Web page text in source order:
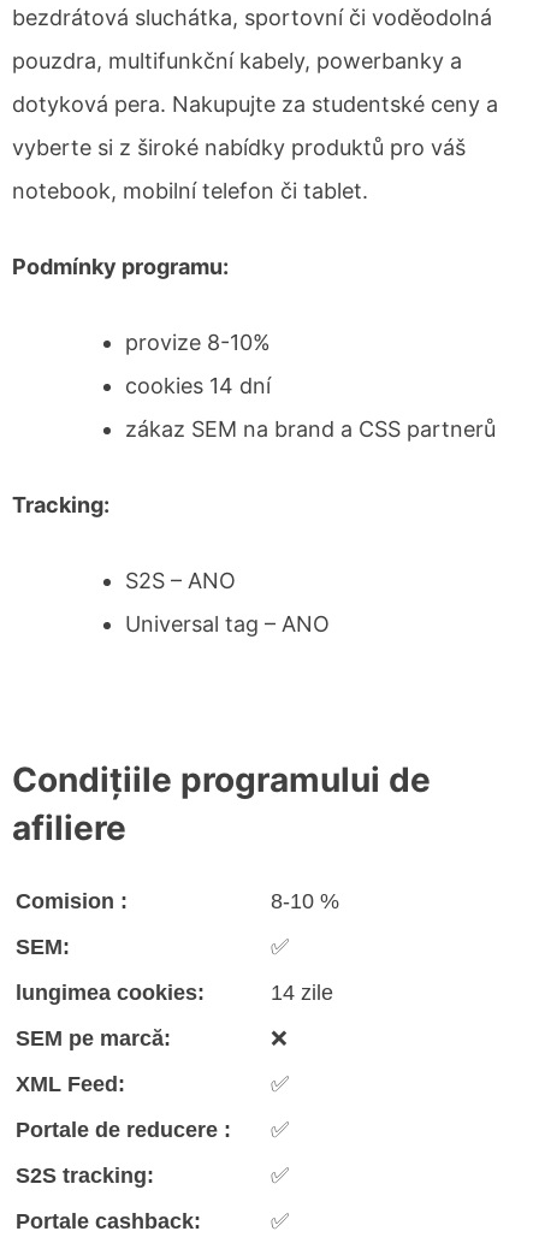
bezdrátová sluchátka, sportovní či voděodolná
pouzdra, multifunkční kabely, powerbanky a
dotyková pera. Nakupujte za studentské ceny a
vyberte si z široké nabídky produktů pro váš
notebook, mobilní telefon či tablet.
Podmínky programu:
provize 8-10%
cookies 14 dní
zákaz SEM na brand a CSS partnerů
Tracking:
S2S – ANO
Universal tag – ANO
Condițiile programului de
afiliere
Comision :
8-10 %
SEM:
✅
lungimea cookies:
14 zile
SEM pe marcă:
❌
XML Feed:
✅
Portale de reducere :
✅
S2S tracking:
✅
Portale cashback:
✅